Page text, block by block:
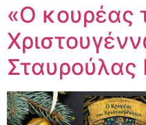
«Ο κουρέας